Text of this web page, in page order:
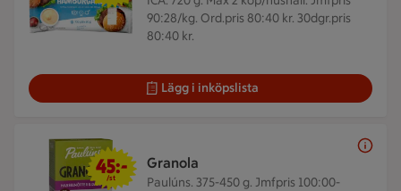
90:28/kg. Ord.pris 80:40 kr. 30dgr.pris
80:40 kr.
Lägg i inköpslista
Granola
Paulúns. 375-450 g. Jmfpris 100:00-
45 kr/st
45:-
/st